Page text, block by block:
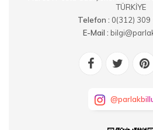
TÜRKİYE
Telefon : 0(312) 309
E-Mail :